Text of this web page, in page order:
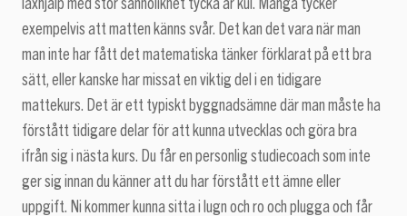
läxhjälp med stor sannolikhet tycka är kul. Många tycker
exempelvis att matten känns svår. Det kan det vara när man
man inte har fått det matematiska tänker förklarat på ett bra
sätt, eller kanske har missat en viktig del i en tidigare
mattekurs. Det är ett typiskt byggnadsämne där man måste ha
förstått tidigare delar för att kunna utvecklas och göra bra
ifrån sig i nästa kurs. Du får en personlig studiecoach som inte
ger sig innan du känner att du har förstått ett ämne eller
uppgift. Ni kommer kunna sitta i lugn och ro och plugga och får